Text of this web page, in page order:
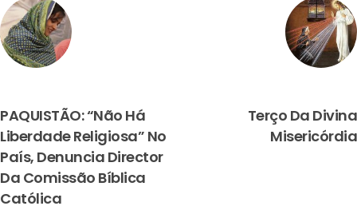
PAQUISTÃO: “Não Há
Liberdade Religiosa” No
País, Denuncia Director
Da Comissão Bíblica
Católica
Terço Da Divina
Misericórdia